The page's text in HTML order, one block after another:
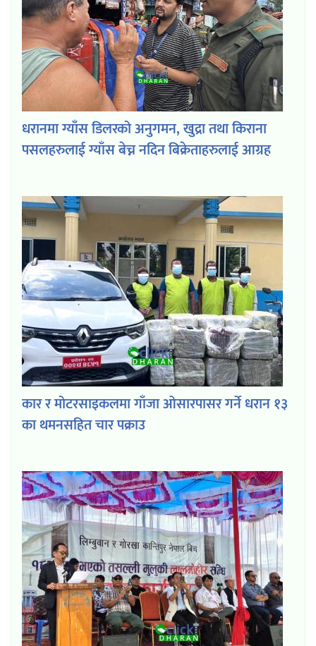
धरानमा ग्याँस डिलरको अनुगमन, खुद्रा तथा किराना
पसलहरुलाई ग्याँस बेच्न नदिन बिक्रेताहरुलाई आग्रह
कार र मोटरसाइकलमा गाँजा ओसारपासर गर्ने धरान १३
का थमनसहित चार पक्राउ